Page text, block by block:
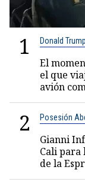
1 Donald Trump
El
el que
avión
2 Posesión
Gianni
Cali para
de la